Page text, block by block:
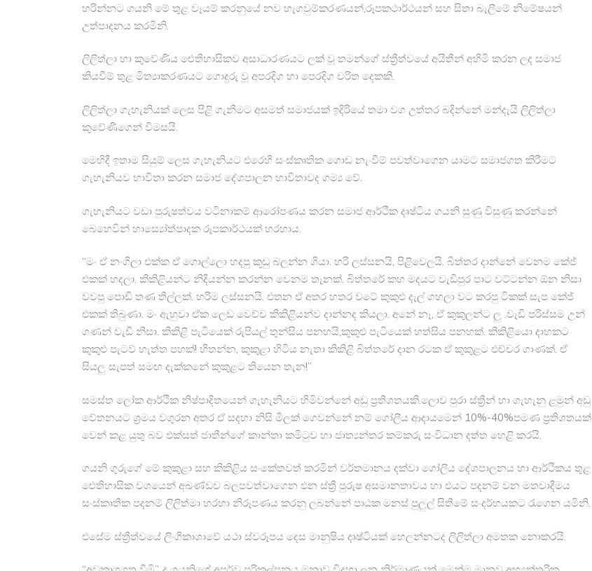
හරින්නට ගයනි මේ තුළ වෑයම් කරනුයේ නව හැගවුම්කරණයන්,රූපකථාර්ථයන් සහ සිතා බැලීමේ නිමේෂයන්
උත්පාදනය කරමිනි.
ලිලිත්ලා හා කුවේණිය ඓතිහාසිකව අසාධාරණයට ලක් වූ තමන්ගේ ස්ත්‍රීත්වයේ අයිතීන් අහිමි කරන ලද සමාජ
කියවීම් තුළ මිත්‍යාකරණයට ගොදුරු වූ අපරදිග හා පෙරදිග චරිත දෙකකි.
ලිලිත්ලා ගැහැනියක් ලෙස පිළි ගැනීමට අසමත් සමාජයක් ඉදිරියේ තමා වග උත්තර බදින්නේ මන්දැයි ලිලිත්ලා
කුවේණිගෙන් විමසයි.
මෙහිදී ඉතාම සියුම් ලෙස ගැහැනියට එරෙහි සංස්කෘතික ගොඩ නැංවීම් පවත්වාගෙන යාමට සමාජගත කිරීමට
ගැහැනියව භාවිතා කරන සමාජ දේශපාලන භාවිතාවද ගම්‍ය වේ.
ගැහැනියට වඩා පුරුෂත්වය වටිනාකම් ආරෝපණය කරන සමාජ ආර්ථික දෘෂ්ටිය ගයනි සුණු විසුණු කරන්නේ
බෙහෙවින් හාස්‍යෝත්පාදක රූපකාර්ථයක් හරහාය.
“මං ඒ නංගිලා එක්ක ඒ ගොල්ලො හදපු කූඩු බලන්න ගියා. හරි ලස්සනයි, පිළිවෙලයි. බිත්තර දාන්නේ වෙනම කේජ්
එකක් හදලා. කිකිළියන්ට නිදියන්න කරන්න වෙනම තැනක්. බිත්තරේ කහ මදයට වැඩිපුර පාට වට්ටන්න ඕන නිසා
වවපු පොඩි තණ තිල්ලක්. හරිම ලස්සනයි. එතන ඒ අතර හතර වටේ කුකුළු දැල් ගහලා වට කරපු ටිකක් සැප කේජ්
එකක් තිබුණා. මං ඇහුවා ඒක ලෙඩ වෙච්ච කිකිළියන්ව දාන්නද කියලා. අනේ නෑ, ඒ කුකුලන්ට ලු .වැඩි පරිස්සම උන්
ගණන් වැඩි නිසා. කිකිළි පැටියෙක් රුපියල් තුන්සිය පනහයි,කුකුළු පැටියෙක් හත්සිය පනහක්. කිකිළියො දාහකට
කුකුළු පැටව් හැත්ත පහක්! හිතන්න, කුකුළා හිටිය නැතා කිකිළි බිත්තරේ දාන රටක ඒ කුකුළට එච්චර ගාණක්. ඒ
සියලු සැපත් සමඟ දැක්කනේ කුකුළට තියෙන තැන!”
සමස්ත ලෝක ආර්ථික නිෂ්පාදිතයෙන් ගැහැනියට හිමිවන්නේ අඩු ප්‍රතිශතයකි.ලොව පුරා ස්ත්‍රීන් හා ගැහැනු ළමුන් අඩු
වේතනයට ශ්‍රමය වගුරන අතර ඒ සදහා නිසි මිලක් ගෙවන්නේ නම් ගෝලීය ආදායමෙන් 10%-40%පමණ ප්‍රතිශතයක්
වෙන් කළ යුතු බව එක්සත් ජාතීන්ගේ කාන්තා කමිටුව හා ජාත්‍යන්තර කම්කරු සංවිධාන දත්ත හෙළි කරයි.
ගයනි ගුරුගේ මේ කුකුළා සහ කිකිළිය සංකේතවත් කරමින් වර්තමානය දක්වා ගෝලීය දේශපාලනය හා ආර්ථිකය තුළ
ඓතිහාසික වශයෙන් අඛණ්ඩව බලපවත්වාගෙන එන ස්ත්‍රී පුරුෂ අසමානතාවය හා එයට පදනම් වන මතවාදීමය
සංස්කෘතික පදනම් ලිලිත්මා හරහා නිරූපණය කරනු ලබන්නේ පාඨක මනස් පුලුල් සිතීමේ සංදර්භයකට රැගෙන යමිනි.
එසේම ස්ත්‍රීත්වයේ ලිංගිකාශාවේ යථා ස්වරූපය දෙස මානුෂිය දෘෂ්ටියක් හෙලන්නටද ලිලිත්ලා අමතක නොකරයි.